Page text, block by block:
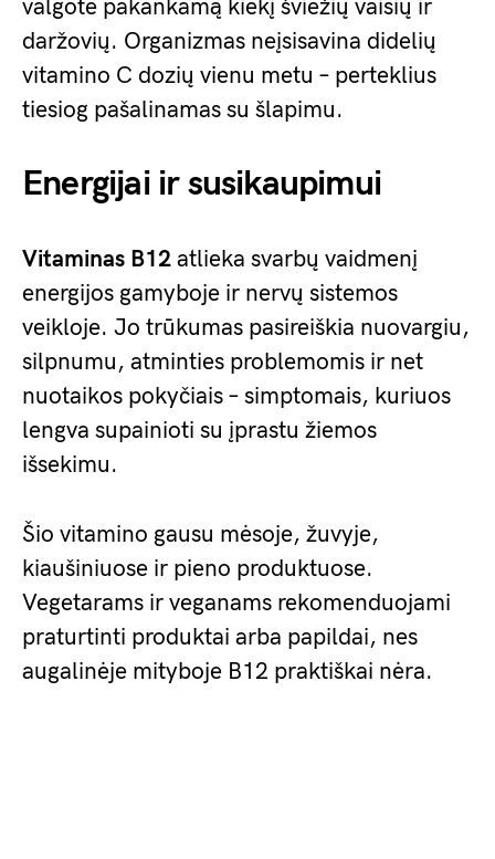
valgote pakankamą kiekį šviežių vaisių ir
daržovių. Organizmas neįsisavina didelių
vitamino C dozių vienu metu – perteklius
tiesiog pašalinamas su šlapimu.
Energijai ir susikaupimui
Vitaminas B12 atlieka svarbų vaidmenį
energijos gamyboje ir nervų sistemos
veikloje. Jo trūkumas pasireiškia nuovargiu,
silpnumu, atminties problemomis ir net
nuotaikos pokyčiais – simptomais, kuriuos
lengva supainioti su įprastu žiemos
išsekimu.
Šio vitamino gausu mėsoje, žuvyje,
kiaušiniuose ir pieno produktuose.
Vegetarams ir veganams rekomenduojami
praturtinti produktai arba papildai, nes
augalinėje mityboje B12 praktiškai nėra.